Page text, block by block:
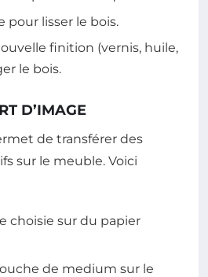
pour lisser le bois.
finition (vernis, huile,
le bois.
D’IMAGE
de transférer des
sur le meuble. Voici
choisie sur du papier
de medium sur le